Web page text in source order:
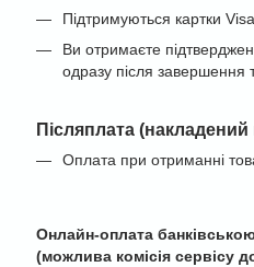
Підтримуються картки
Ви отримаєте
одразу після завершення
Післяплата (накладений
Оплата при отриманні
Онлайн-оплата
(можлива комісія сервісу